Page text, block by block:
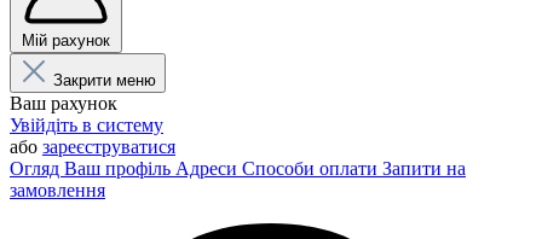
Мій рахунок
Закрити меню
Ваш рахунок
Увійдіть в систему
або зареєструватися
Огляд Ваш профіль Адреси Способи оплати Запити на
замовлення